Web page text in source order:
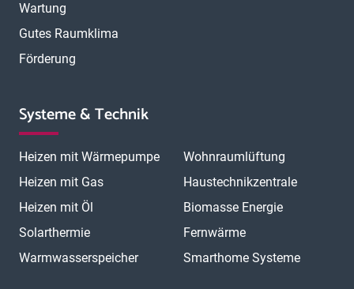
Wartung
Gutes Raumklima
Förderung
Systeme & Technik
Heizen mit Wärmepumpe
Heizen mit Gas
Heizen mit Öl
Solarthermie
Warmwasserspeicher
Wohnraumlüftung
Haustechnikzentrale
Biomasse Energie
Fernwärme
Smarthome Systeme